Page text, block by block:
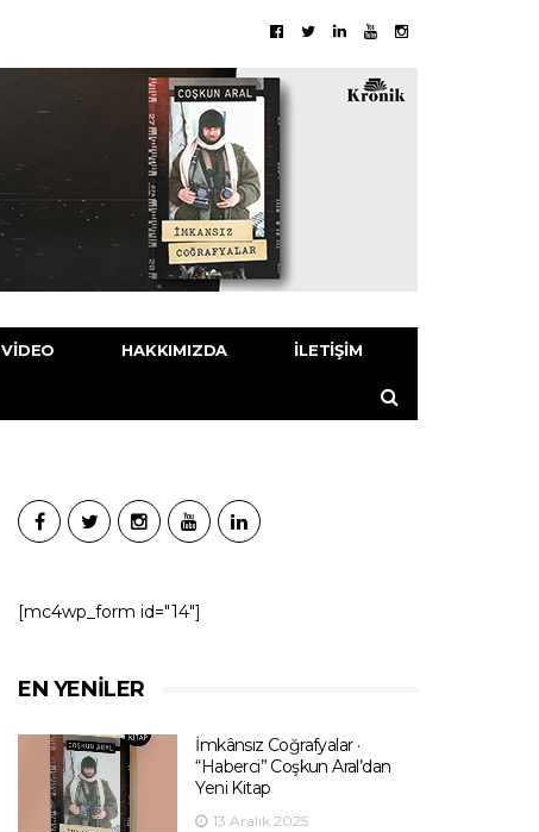
VIDEO HAKKIMIZDA İLETIŞIM
[mc4wp_form id="14"]
EN YENILER
İmkânsız Coğrafyalar ·
“Haberci” Coşkun Aral’dan
Yeni Kitap
13 Aralık 2025